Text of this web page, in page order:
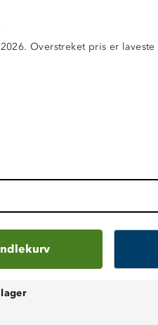
Overstreket pris er